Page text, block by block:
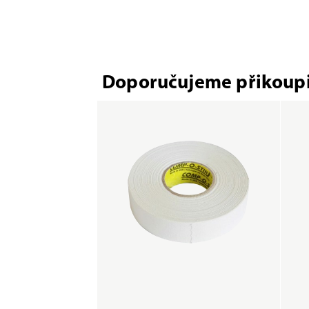
Doporučujeme